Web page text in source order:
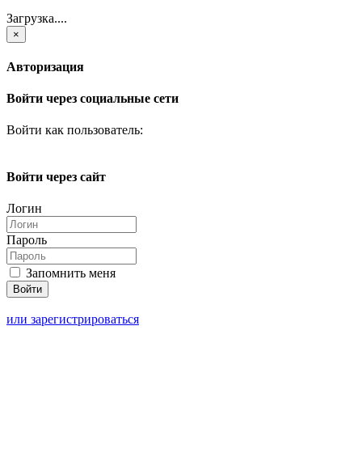
Загрузка....
×
Авторизация
Войти через социальные сети
Войти как пользователь:
Войти через сайт
Логин
Пароль
Запомнить меня
или зарегистрироваться